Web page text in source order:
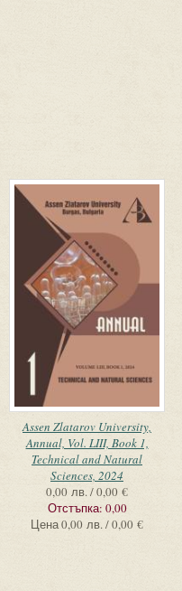
Assen Zlatarov University,
Annual, Vol. LIII, Book 1,
Technical and Natural
Sciences, 2024
0,00 лв. / 0,00 €
Отстъпка: 0,00
Цена0,00 лв. / 0,00 €